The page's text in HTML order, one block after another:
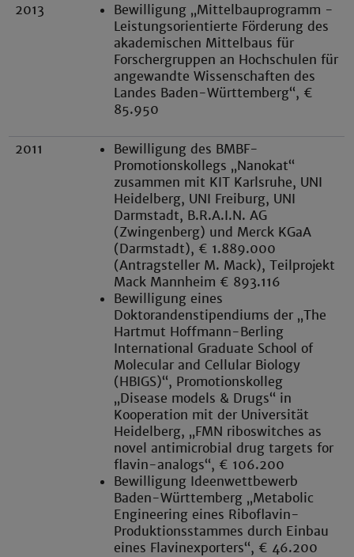
2013
Bewilligung „Mittelbauprogramm -
Leistungsorientierte Förderung des
akademischen Mittelbaus für
Forschergruppen an Hochschulen für
angewandte Wissenschaften des
Landes Baden-Württemberg“, €
85.950
2011
Bewilligung des BMBF-
Promotionskollegs „Nanokat“
zusammen mit KIT Karlsruhe, UNI
Heidelberg, UNI Freiburg, UNI
Darmstadt, B.R.A.I.N. AG
(Zwingenberg) und Merck KGaA
(Darmstadt), € 1.889.000
(Antragsteller M. Mack), Teilprojekt
Mack Mannheim € 893.116
Bewilligung eines
Doktorandenstipendiums der „The
Hartmut Hoffmann-Berling
International Graduate School of
Molecular and Cellular Biology
(HBIGS)“, Promotionskolleg
„Disease models & Drugs“ in
Kooperation mit der Universität
Heidelberg, „FMN riboswitches as
novel antimicrobial drug targets for
flavin-analogs“, € 106.200
Bewilligung Ideenwettbewerb
Baden-Württemberg „Metabolic
Engineering eines Riboflavin-
Produktionsstammes durch Einbau
eines Flavinexporters“, € 46.200